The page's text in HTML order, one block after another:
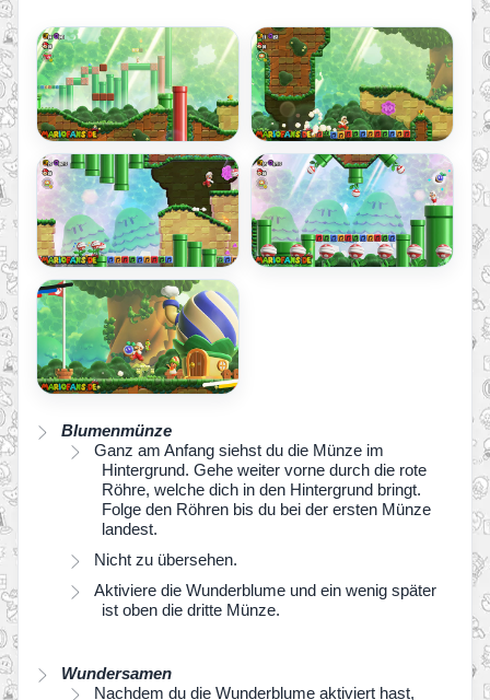
Blumenmünze
Ganz am Anfang siehst du die Münze im
Hintergrund. Gehe weiter vorne durch die rote
Röhre, welche dich in den Hintergrund bringt.
Folge den Röhren bis du bei der ersten Münze
landest.
Nicht zu übersehen.
Aktiviere die Wunderblume und ein wenig später
ist oben die dritte Münze.
Wundersamen
Nachdem du die Wunderblume aktiviert hast,